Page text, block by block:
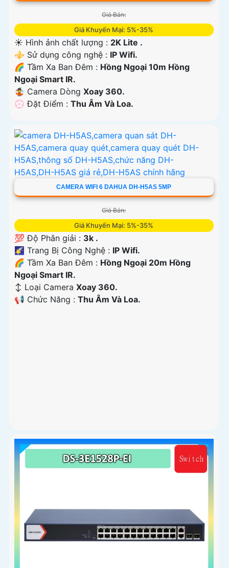
Giá Bán:
Giá Khuyến Mại: 5%-35%
☀️ Hình ảnh chất lượng : 2K Lite .
⚜️ Sử dụng công nghệ : IP Wifi.
🌈 Tầm Xa Ban Đêm : Hồng Ngoại 10m Hồng
Ngoại Smart IR.
🤹 Camera Dòng Xoay 360.
️💮 Đặt Điểm : Thu Âm Và Loa.
CAMERA WIFI 6 DAHUA DH-H5AS 5MP
Giá Bán:
Giá Khuyến Mại: 5%-35%
💯 Độ Phân giải : 3k .
🌠 Trang Bị Công Nghệ : IP Wifi.
🌈 Tầm Xa Ban Đêm : Hồng Ngoại 20m Hồng
Ngoại Smart IR.
↕️ Loại Camera Xoay 360.
️📢 Chức Năng : Thu Âm Và Loa.